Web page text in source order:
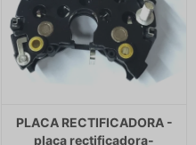
PLACA RECTIFICADORA -
placa rectificadora-